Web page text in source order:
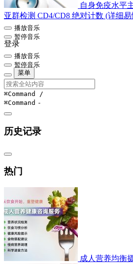
自身免疫水平
亚群检测 CD4/CD8 绝对计数 (详细
播放音乐
暂停音乐
登录
播放音乐
暂停音乐
菜单
⌘Command /
⌘Command -
历史记录
热门
成人营养均衡